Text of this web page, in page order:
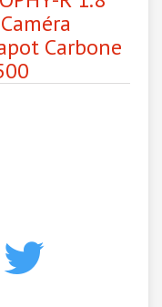
Carbone